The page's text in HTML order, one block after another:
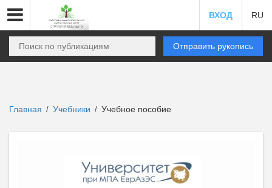
ВХОД RU
Отправить рукопись
Главная / Учебники / Учебное пособие